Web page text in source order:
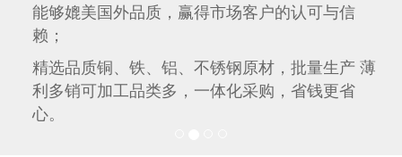
能够媲美国外品质，赢得市场客户的认可与信
赖；
精选品质铜、铁、铝、不锈钢原材，批量生产 薄
利多销可加工品类多，一体化采购，省钱更省
心。